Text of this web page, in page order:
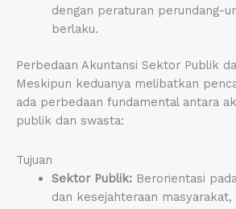
dengan peraturan perundang-
berlaku.
Perbedaan Akuntansi Sektor Publik
Meskipun keduanya melibatkan
ada perbedaan fundamental antara
publik dan swasta:
Tujuan
Sektor Publik:Berorientasi
dan kesejahteraan